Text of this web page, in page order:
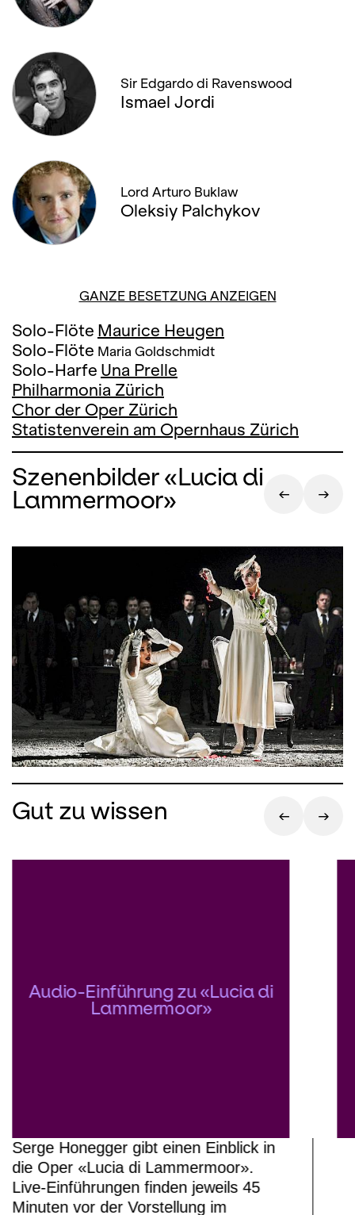
Sir Edgardo di Ravenswood
Ismael Jordi
Lord Arturo Buklaw
Oleksiy Palchykov
GANZE BESETZUNG ANZEIGEN
Solo-Flöte Maurice Heugen
Solo-Flöte Maria Goldschmidt
Solo-Harfe Una Prelle
Philharmonia Zürich
Chor der Oper Zürich
Statistenverein am Opernhaus Zürich
Szenenbilder «Lucia di
Lammermoor»
Gut zu wissen
Audio-Einführung zu «Lucia di
Lammermoor»
Serge Honegger gibt einen Einblick in
die Oper «Lucia di Lammermoor».
Live-Einführungen finden jeweils 45
Minuten vor der Vorstellung im